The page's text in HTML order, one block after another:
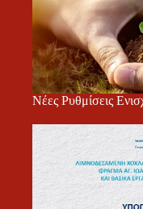
Νέες Ρυθμίσεις